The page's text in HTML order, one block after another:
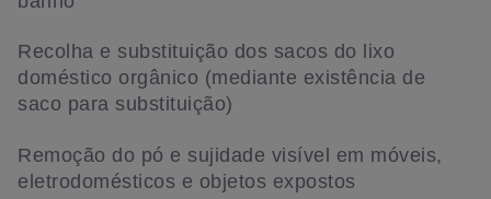
Recolha e substituição dos sacos do lixo
doméstico orgânico (mediante existência de
saco para substituição)
Remoção do pó e sujidade visível em móveis,
eletrodomésticos e objetos expostos